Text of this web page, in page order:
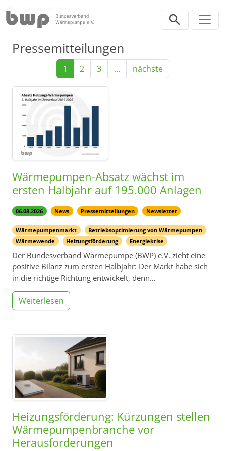
Pressemitteilungen
1 2 3 … nächste
Wärmepumpen-Absatz wächst im
ersten Halbjahr auf 195.000 Anlagen
06.08.2026 News Pressemitteilungen Newsletter
Wärmepumpenmarkt
Betriebsoptimierung von Wärmepumpen
Wärmewende
Heizungsförderung Energiekrise
Der Bundesverband Wärmepumpe (BWP) e.V. zieht eine
positive Bilanz zum ersten Halbjahr: Der Markt habe sich
in die richtige Richtung entwickelt, denn…
Weiterlesen
Heizungsförderung: Kürzungen stellen
Wärmepumpenbranche vor
Herausforderungen